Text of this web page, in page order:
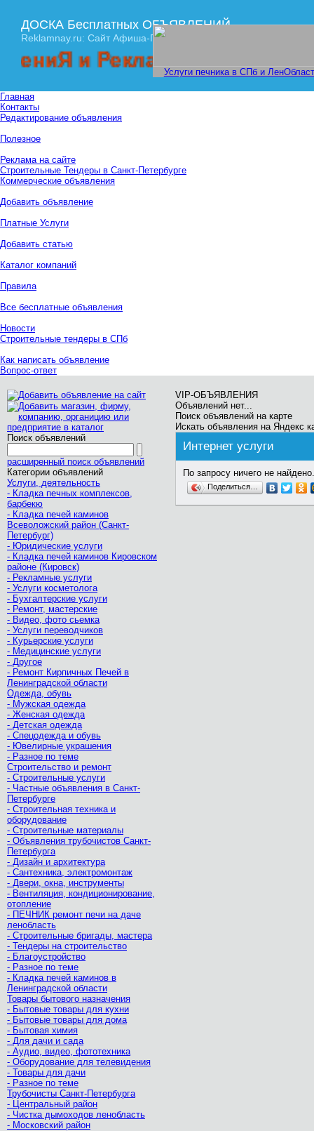
ДОСКА Бесплатных ОБЪЯВЛЕНИЙ
Reklamnay.ru: Сайт Афиша-ПРАЙМ
и Рекламы! Спешите
Услуги печника в СПб и
Главная
Контакты
Редактирование объявления
Полезное
Реклама на сайте
Строительные Тендеры в Санкт-Петербурге
Коммерческие объявления
Добавить объявление
Платные Услуги
Добавить статью
Каталог компаний
Правила
Все бесплатные объявления
Новости
Строительные тендеры в СПб
Как написать объявление
Вопрос-ответ
VIP-ОБЪЯВЛЕНИЯ
Объявлений нет...
Поиск объявлений на карте
Искать объявления на Яндекс
Интернет услуги
По запросу ничего не
Поделиться…
Поиск объявлений
расширенный поиск объявлений
Категории объявлений
Услуги, деятельность
- Кладка печных комплексов,
барбекю
- Кладка печей каминов
Всеволожский район (Санкт-
Петербург)
- Юридические услуги
- Кладка печей каминов Кировском
районе (Кировск)
- Рекламные услуги
- Услуги косметолога
- Бухгалтерские услуги
- Ремонт, мастерские
- Видео, фото сьемка
- Услуги переводчиков
- Курьерские услуги
- Медицинские услуги
- Другое
- Ремонт Кирпичных Печей в
Ленинградской области
Одежда, обувь
- Мужская одежда
- Женская одежда
- Детская одежда
- Спецодежда и обувь
- Ювелирные украшения
- Разное по теме
Строительство и ремонт
- Строительные услуги
- Частные объявления в Санкт-
Петербурге
- Строительная техника и
оборудование
- Строительные материалы
- Объявления трубочистов Санкт-
Петербурга
- Дизайн и архитектура
- Сантехника, электромонтаж
- Двери, окна, инструменты
- Вентиляция, кондиционирование,
отопление
- ПЕЧНИК ремонт печи на даче
ленобласть
- Строительные бригады, мастера
- Тендеры на строительство
- Благоустройство
- Разное по теме
- Кладка печей каминов в
Ленинградской области
Товары бытового назначения
- Бытовые товары для кухни
- Бытовые товары для дома
- Бытовая химия
- Для дачи и сада
- Аудио, видео, фототехника
- Оборудование для телевидения
- Товары для дачи
- Разное по теме
Трубочисты Санкт-Петербурга
- Центральный район
- Чистка дымоходов ленобласть
- Московский район